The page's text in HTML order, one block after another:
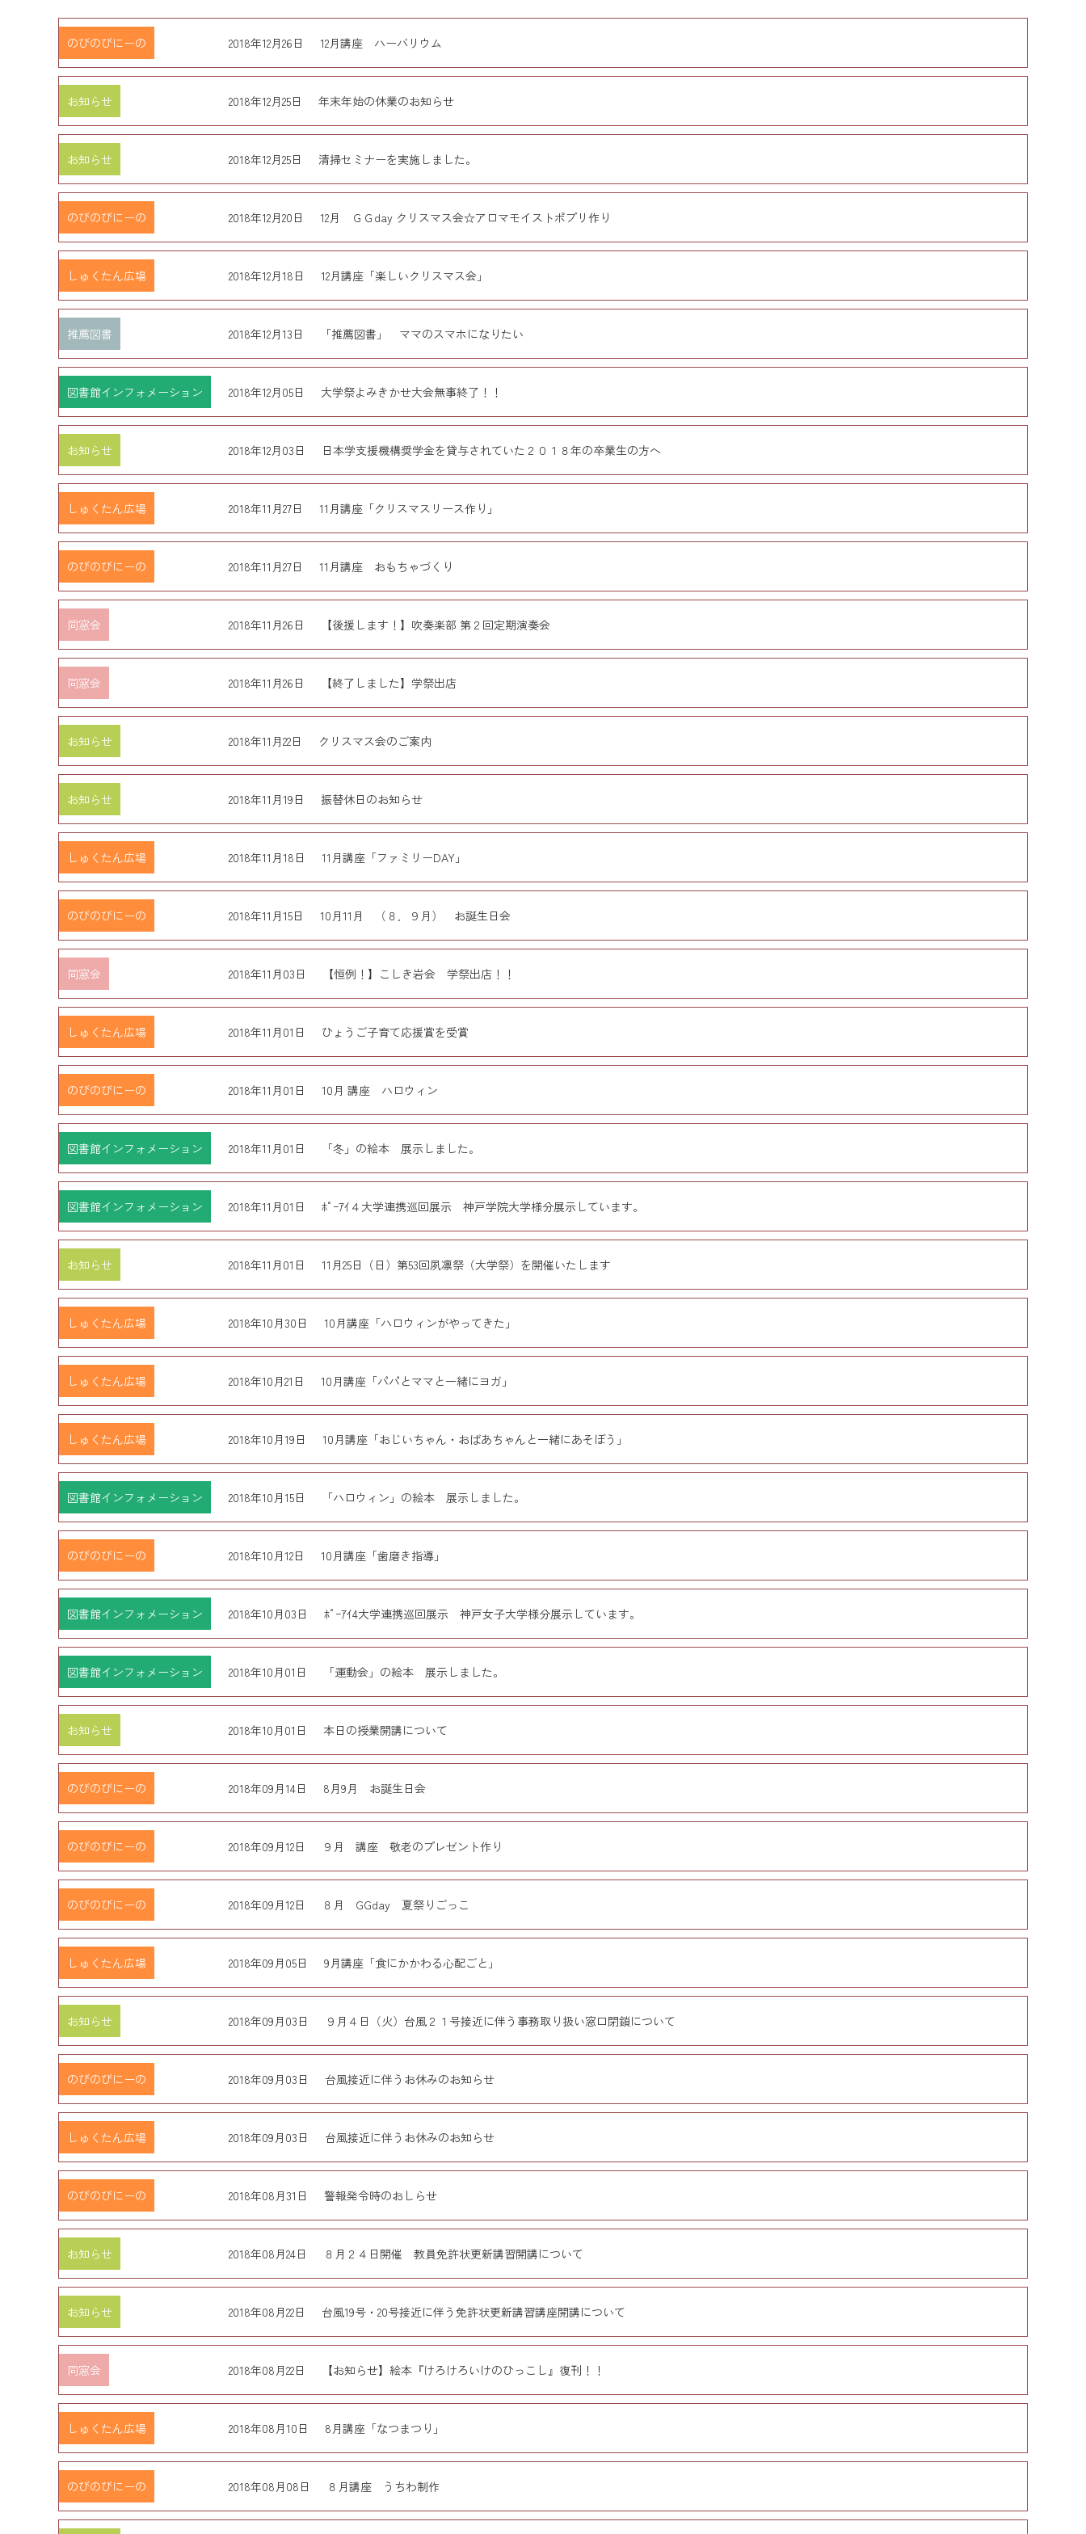
のびのびにーの 2018年12月26日 12月講座 ハーバリウム
お知らせ 2018年12月25日 年末年始の休業のお知らせ
お知らせ 2018年12月25日 清掃セミナーを実施しました。
のびのびにーの 2018年12月20日 12月 ＧＧday クリスマス会☆アロマモイストポプリ作り
しゅくたん広場 2018年12月18日 12月講座「楽しいクリスマス会」
推薦図書 2018年12月13日 「推薦図書」 ママのスマホになりたい
図書館インフォメーション 2018年12月05日 大学祭よみきかせ大会無事終了！！
お知らせ 2018年12月03日 日本学支援機構奨学金を貸与されていた２０１８年の卒業生の方へ
しゅくたん広場 2018年11月27日 11月講座「クリスマスリース作り」
のびのびにーの 2018年11月27日 11月講座 おもちゃづくり
同窓会 2018年11月26日 【後援します！】吹奏楽部 第２回定期演奏会
同窓会 2018年11月26日 【終了しました】学祭出店
お知らせ 2018年11月22日 クリスマス会のご案内
お知らせ 2018年11月19日 振替休日のお知らせ
しゅくたん広場 2018年11月18日 11月講座「ファミリーDAY」
のびのびにーの 2018年11月15日 10月11月 （８．９月） お誕生日会
同窓会 2018年11月03日 【恒例！】こしき岩会 学祭出店！！
しゅくたん広場 2018年11月01日 ひょうご子育て応援賞を受賞
のびのびにーの 2018年11月01日 10月 講座 ハロウィン
図書館インフォメーション 2018年11月01日 「冬」の絵本 展示しました。
図書館インフォメーション 2018年11月01日 ﾎﾟｰｱｲ４大学連携巡回展示 神戸学院大学様分展示しています。
お知らせ 2018年11月01日 11月25日（日）第53回夙凛祭（大学祭）を開催いたします
しゅくたん広場 2018年10月30日 10月講座「ハロウィンがやってきた」
しゅくたん広場 2018年10月21日 10月講座「パパとママと一緒にヨガ」
しゅくたん広場 2018年10月19日 10月講座「おじいちゃん・おばあちゃんと一緒にあそぼう」
図書館インフォメーション 2018年10月15日 「ハロウィン」の絵本 展示しました。
のびのびにーの 2018年10月12日 10月講座「歯磨き指導」
図書館インフォメーション 2018年10月03日 ﾎﾟｰｱｲ4大学連携巡回展示 神戸女子大学様分展示しています。
図書館インフォメーション 2018年10月01日 「運動会」の絵本 展示しました。
お知らせ 2018年10月01日 本日の授業開講について
のびのびにーの 2018年09月14日 8月9月 お誕生日会
のびのびにーの 2018年09月12日 ９月 講座 敬老のプレゼント作り
のびのびにーの 2018年09月12日 ８月 GGday 夏祭りごっこ
しゅくたん広場 2018年09月05日 9月講座「食にかかわる心配ごと」
お知らせ 2018年09月03日 ９月４日（火）台風２１号接近に伴う事務取り扱い窓口閉鎖について
のびのびにーの 2018年09月03日 台風接近に伴うお休みのお知らせ
しゅくたん広場 2018年09月03日 台風接近に伴うお休みのお知らせ
のびのびにーの 2018年08月31日 警報発令時のおしらせ
お知らせ 2018年08月24日 ８月２４日開催 教員免許状更新講習開講について
お知らせ 2018年08月22日 台風19号・20号接近に伴う免許状更新講習講座開講について
同窓会 2018年08月22日 【お知らせ】絵本『けろけろいけのひっこし』復刊！！
しゅくたん広場 2018年08月10日 8月講座「なつまつり」
のびのびにーの 2018年08月08日 ８月講座 うちわ制作